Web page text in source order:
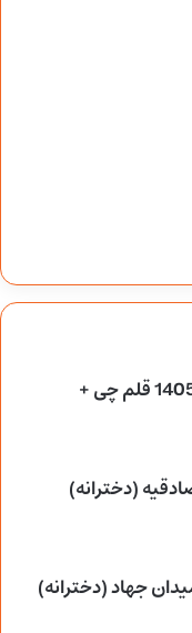
دانلود آزمون 26 تیر 1405 قلم چی +
(دخترانه)
جهاد (دخترانه)